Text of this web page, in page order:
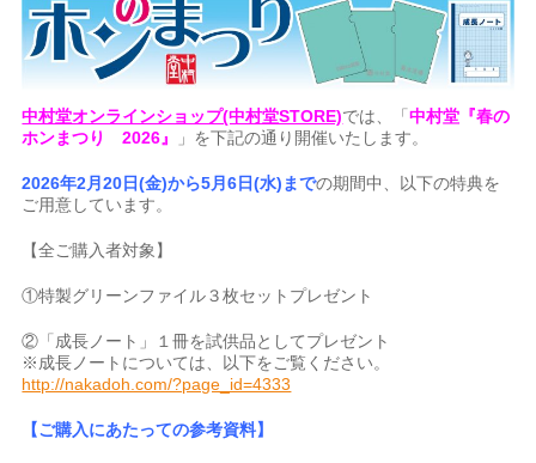
中村堂オンラインショップ(中村堂STORE)では、「中村堂『春の
ホンまつり 2026』
」を下記の通り開催いたします。
2026年2月20日(金)から5月6日(水)までの期間中、以下の特典を
ご用意しています。
【全ご購入者対象】
①特製グリーンファイル３枚セットプレゼント
②「成長ノート」１冊を試供品としてプレゼント
※成長ノートについては、以下をご覧ください。
http://nakadoh.com/?page_id=4333
【ご購入にあたっての参考資料】